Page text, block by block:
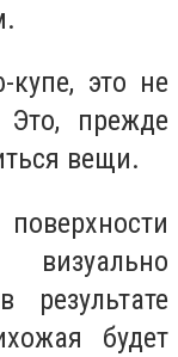
это не
прежде
вещи.
результате
будет